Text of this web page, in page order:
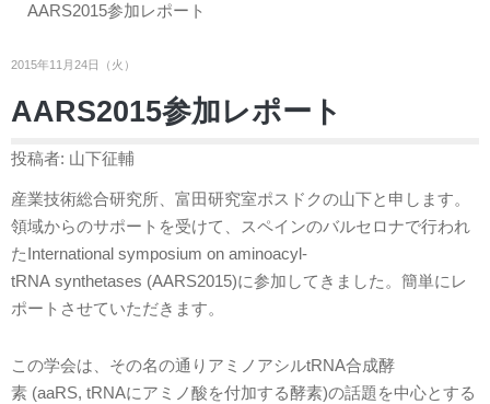
AARS2015参加レポート
2015年11月24日（火）
AARS2015参加レポート
投稿者: 山下征輔
産業技術総合研究所、富田研究室ポスドクの山下と申します。
領域からのサポートを受けて、スペインのバルセロナで行われ
たInternational symposium on aminoacyl-
tRNA synthetases (AARS2015)に参加してきました。簡単にレ
ポートさせていただきます。
この学会は、その名の通りアミノアシルtRNA合成酵
素 (aaRS, tRNAにアミノ酸を付加する酵素)の話題を中心とする